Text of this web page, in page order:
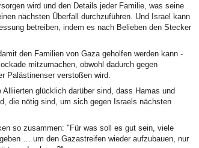
wird und den Details jeder Familie, was seine
nächsten Überfall durchzuführen. Und Israel kann
betreiben, indem es nach Belieben den Stecker
den Familien von Gaza geholfen werden kann -
mitzumachen, obwohl dadurch gegen
Palästinenser verstoßen wird.
glücklich darüber sind, dass Hamas und
die nötig sind, um sich gegen Israels nächsten
so zusammen: "Für was soll es gut sein, viele
… um den Gazastreifen wieder aufzubauen, nur